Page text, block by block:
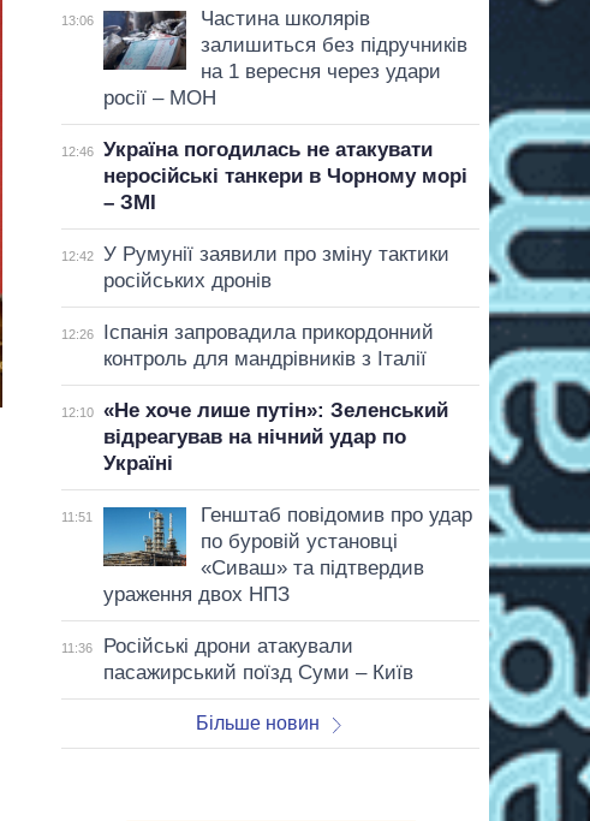
13:06
Частина школярів
залишиться без підручників
на 1 вересня через удари
росії – МОН
12:46
Україна погодилась не атакувати
неросійські танкери в Чорному морі
– ЗМІ
12:42
У Румунії заявили про зміну тактики
російських дронів
12:26
Іспанія запровадила прикордонний
контроль для мандрівників з Італії
12:10
«Не хоче лише путін»: Зеленський
відреагував на нічний удар по
Україні
11:51
Генштаб повідомив про удар
по буровій установці
«Сиваш» та підтвердив
ураження двох НПЗ
11:36
Російські дрони атакували
пасажирський поїзд Суми – Київ
Більше новин